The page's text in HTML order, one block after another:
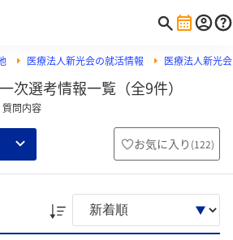
医療法人新光会の就活情報 医療法人新光
次選考情報一覧（全9件）
問内容
お気に入り (122)